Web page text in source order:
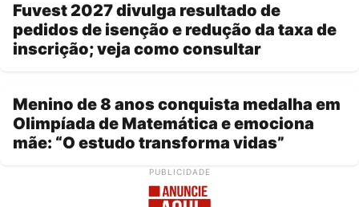
Fuvest 2027 divulga resultado de
pedidos de isenção e redução da taxa de
inscrição; veja como consultar
Menino de 8 anos conquista medalha em
Olimpíada de Matemática e emociona
mãe: “O estudo transforma vidas”
PUBLICIDADE